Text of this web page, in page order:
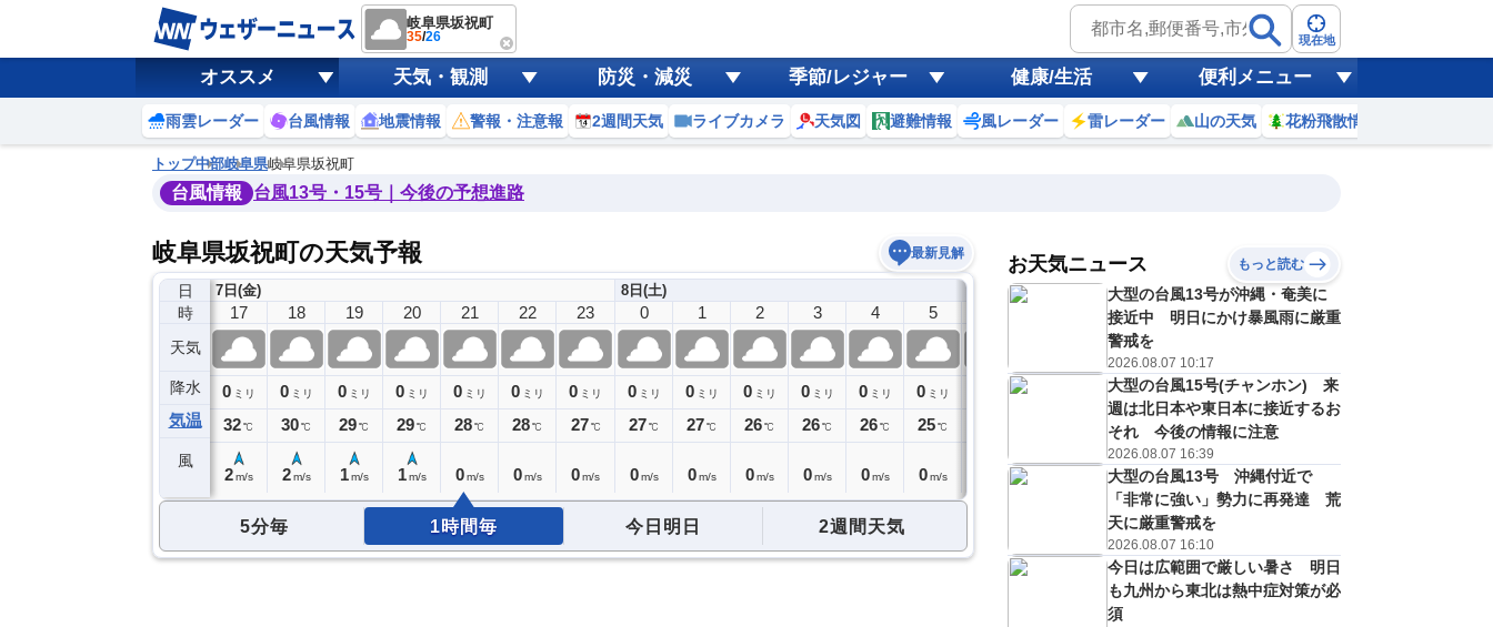
岐阜県坂祝町
35/26 現在地
オススメ 天気・観測 防災・減災 季節/レジャー 健康/生活 便利メニュー
雨雲レーダー 台風情報 地震情報 警報・注意報 2週間天気 ライブカメラ 天気図 避難情報 風レーダー 雷レーダー 山の天気 花粉飛散情報
トップ中部岐阜県岐阜県坂祝町
台風情報 台風13号・15号｜今後の予想進路
岐阜県坂祝町の天気予報 最新見解
日
時
天気
降水
気温
風
7日(金)
16
0ミリ
33℃
17
0 ミリ
32℃
2 m/s
18
0 ミリ
30℃
2 m/s
19
0 ミリ
29℃
1 m/s
20
0 ミリ
29℃
1 m/s
21
0 ミリ
28℃
0 m/s
22
0 ミリ
28℃
0 m/s
23
0 ミリ
27 ℃
0m/s
8日(土)
0
0 ミリ
27℃
0 m/s
1
0 ミリ
27℃
0 m/s
2
0 ミリ
26℃
0 m/s
3
0 ミリ
26℃
0 m/s
4
0 ミリ
26℃
0 m/s
5
0 ミリ
25℃
0 m/s
8
ミリ
℃
m/s
0ミリ
29 ℃
0m/s
10
0ミリ
30℃
1m/s
11
0ミリ
32
1m/s
12
0ミリ
5分毎 1時間毎 今日明日 2週間天気
お天気ニュース もっと読む
大型の台風13号が沖縄・奄美に
接近中 明日にかけ暴風雨に厳重
警戒を
2026.08.07 10:17
大型の台風15号(チャンホン) 来
週は北日本や東日本に接近するお
それ 今後の情報に注意
2026.08.07 16:39
大型の台風13号 沖縄付近で
「非常に強い」勢力に再発達 荒
天に厳重警戒を
2026.08.07 16:10
今日は広範囲で厳しい暑さ 明日
も九州から東北は熱中症対策が必
須